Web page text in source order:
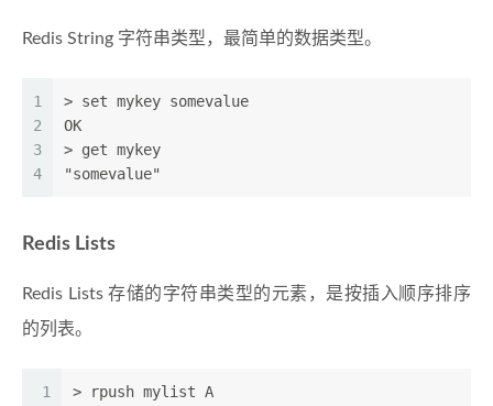
Redis String 字符串类型，最简单的数据类型。
1
2
3
4
> set mykey somevalue
OK
> get mykey
"somevalue"
Redis Lists
Redis Lists 存储的字符串类型的元素，是按插入顺序排序
的列表。
1
> rpush mylist A